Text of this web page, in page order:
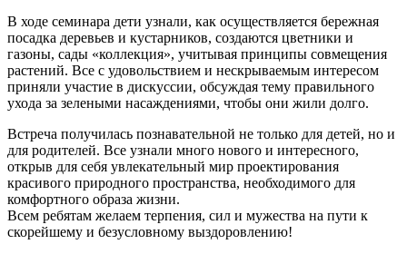
В ходе семинара дети узнали, как осуществляется бережная
посадка деревьев и кустарников, создаются цветники и
газоны, сады «коллекция», учитывая принципы совмещения
растений. Все с удовольствием и нескрываемым интересом
приняли участие в дискуссии, обсуждая тему правильного
ухода за зелеными насаждениями, чтобы они жили долго.
Встреча получилась познавательной не только для детей, но и
для родителей. Все узнали много нового и интересного,
открыв для себя увлекательный мир проектирования
красивого природного пространства, необходимого для
комфортного образа жизни.
Всем ребятам желаем терпения, сил и мужества на пути к
скорейшему и безусловному выздоровлению!